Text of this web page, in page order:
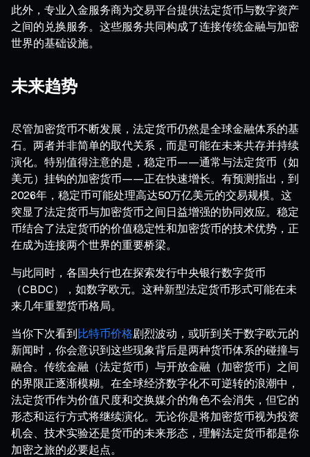
此外，专业入金服务商为交易平台提供法定货币与数字资产
之间的兑换服务。这些服务共同构成了连接传统金融与加密
世界的基础设施。
未来趋势
尽管加密货币不断发展，法定货币仍然是全球金融体系的基
石。两者并非简单的取代关系，而是可能在未来共存并持续
演化。特别值得注意的是，稳定币——通常与法定货币（如
美元）挂钩的加密货币——正在快速增长。有预测指出，到
2026年，稳定币可能处理高达50万亿美元的交易规模。这
突显了法定货币与加密货币之间日益增强的协同效应。稳定
币结合了法定货币的价值稳定性和加密货币的技术优势，正
在成为连接两个世界的重要桥梁。
与此同时，各国央行也在探索发行中央银行数字货币
（CBDC），如数字欧元。这种新型法定货币形式可能在未
来几年重塑货币格局。
当你下次看到比特币价格剧烈波动，或听到关于数字欧元的
新闻时，你会意识到这些现象背后是两种货币体系的碰撞与
融合。传统金融（法定货币）与开放金融（加密货币）之间
的界限正逐渐模糊。在全球经济数字化不可逆转的浪潮中，
法定货币作为价值尺度和交换媒介的角色不会消失，但它的
形态和运行方式将继续演化。无论你是将加密货币视为投资
机会、技术实验还是货币的未来形态，理解法定货币都是你
加密之旅的必要起点。